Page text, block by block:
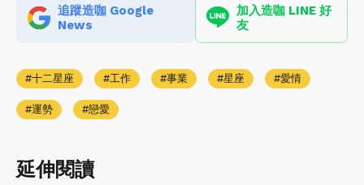
追蹤造咖 Google
News
加入造咖 LINE 好
友
十二星座 工作 事業 星座 愛情
運勢 戀愛
延伸閱讀